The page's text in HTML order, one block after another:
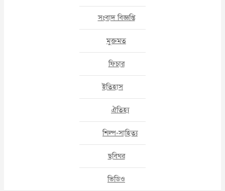
সংবাদ বিজ্ঞপ্তি
মুক্তমত
ফিচার
ইতিহাস
ঐতিহ্য
শিল্প-সাহিত্য
ছবিঘর
ভিডিও